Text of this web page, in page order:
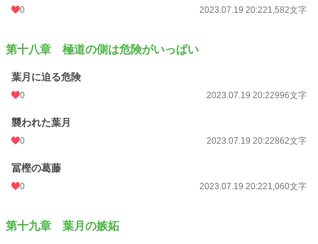
0 2023.07.19 20:221,582文字
第十八章 極道の側は危険がいっぱい
葉月に迫る危険
0 2023.07.19 20:22996文字
襲われた葉月
0 2023.07.19 20:22862文字
冨樫の葛藤
0 2023.07.19 20:221,060文字
第十九章 葉月の嫉妬